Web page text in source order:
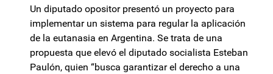
Un diputado opositor presentó un proyecto para
implementar un sistema para regular la aplicación
de la eutanasia en Argentina. Se trata de una
propuesta que elevó el diputado socialista Esteban
Paulón, quien “busca garantizar el derecho a una